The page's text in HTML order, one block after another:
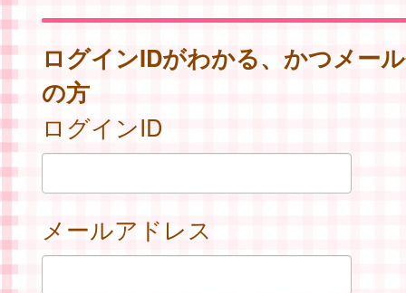
ログインIDがわかる、かつメー
の方
ログインID
メールアドレス